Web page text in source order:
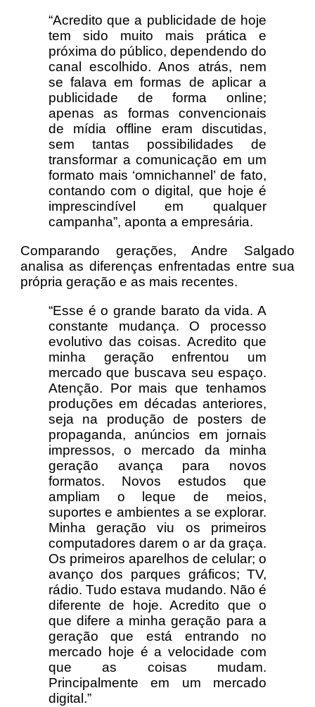
“Acredito que a publicidade de hoje
tem sido muito mais prática e
próxima do público, dependendo do
canal escolhido. Anos atrás, nem
se falava em formas de aplicar a
publicidade de forma online;
apenas as formas convencionais
de mídia offline eram discutidas,
sem tantas possibilidades de
transformar a comunicação em um
formato mais ‘omnichannel’ de fato,
contando com o digital, que hoje é
imprescindível em qualquer
campanha”, aponta a empresária.
Comparando gerações, Andre Salgado
analisa as diferenças enfrentadas entre sua
própria geração e as mais recentes.
“Esse é o grande barato da vida. A
constante mudança. O processo
evolutivo das coisas. Acredito que
minha geração enfrentou um
mercado que buscava seu espaço.
Atenção. Por mais que tenhamos
produções em décadas anteriores,
seja na produção de posters de
propaganda, anúncios em jornais
impressos, o mercado da minha
geração avança para novos
formatos. Novos estudos que
ampliam o leque de meios,
suportes e ambientes a se explorar.
Minha geração viu os primeiros
computadores darem o ar da graça.
Os primeiros aparelhos de celular; o
avanço dos parques gráficos; TV,
rádio. Tudo estava mudando. Não é
diferente de hoje. Acredito que o
que difere a minha geração para a
geração que está entrando no
mercado hoje é a velocidade com
que as coisas mudam.
Principalmente em um mercado
digital.”